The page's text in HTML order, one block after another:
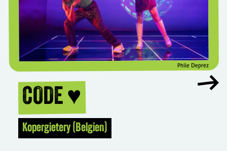
Phile Deprez
CODE ♥
Kopergietery (Belgien)